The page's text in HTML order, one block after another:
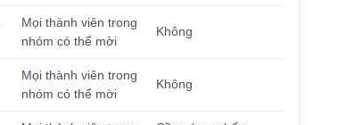
Mọi thành viên trong
nhóm có thể mời
Không
Mọi thành viên trong
nhóm có thể mời
Không